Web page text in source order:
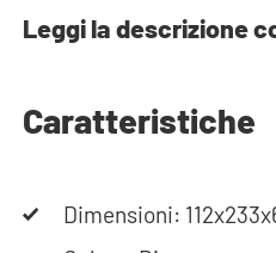
per appoggiare il cesto
molto più ergonomico e
prodotti per il bucato. Le
Leggi la descrizione
Caratteristiche
Dimensioni: